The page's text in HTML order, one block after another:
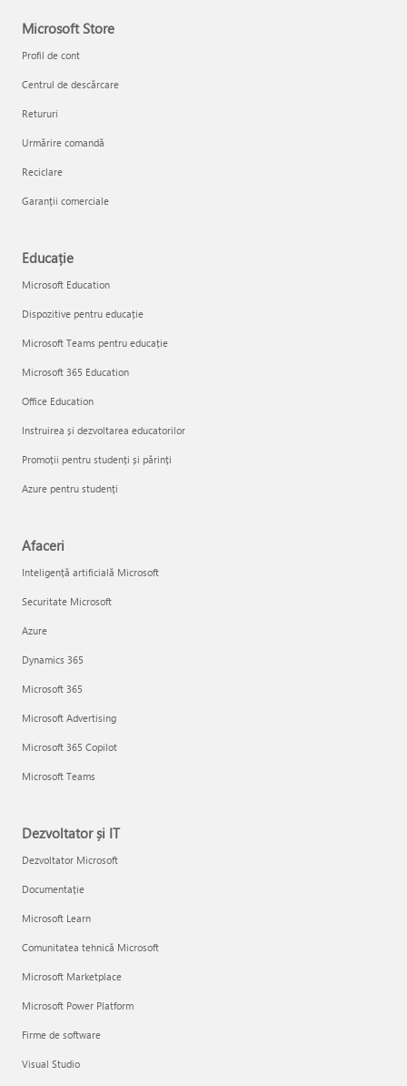
Microsoft Store
Profil de cont
Centrul de descărcare
Retururi
Urmărire comandă
Reciclare
Garanții comerciale
Educație
Microsoft Education
Dispozitive pentru educație
Microsoft Teams pentru educație
Microsoft 365 Education
Office Education
Instruirea și dezvoltarea educatorilor
Promoții pentru studenți și părinți
Azure pentru studenți
Afaceri
Inteligență artificială Microsoft
Securitate Microsoft
Azure
Dynamics 365
Microsoft 365
Microsoft Advertising
Microsoft 365 Copilot
Microsoft Teams
Dezvoltator și IT
Dezvoltator Microsoft
Documentație
Microsoft Learn
Comunitatea tehnică Microsoft
Microsoft Marketplace
Microsoft Power Platform
Firme de software
Visual Studio